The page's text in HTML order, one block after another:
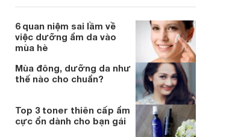
mà các cô nàng da khô cần phải làm.
Dưới đây là 6 loại kem dưỡng ẩm tốt nhất
dành cho da khô từ giá rẻ cho đến cao
cấp bạn có thể tham khảo.
6 quan niệm sai lầm về
việc dưỡng ẩm da vào
mùa hè
Mùa đông, dưỡng da như
thế nào cho chuẩn?
Top 3 toner thiên cấp ẩm
cực ổn dành cho bạn gái